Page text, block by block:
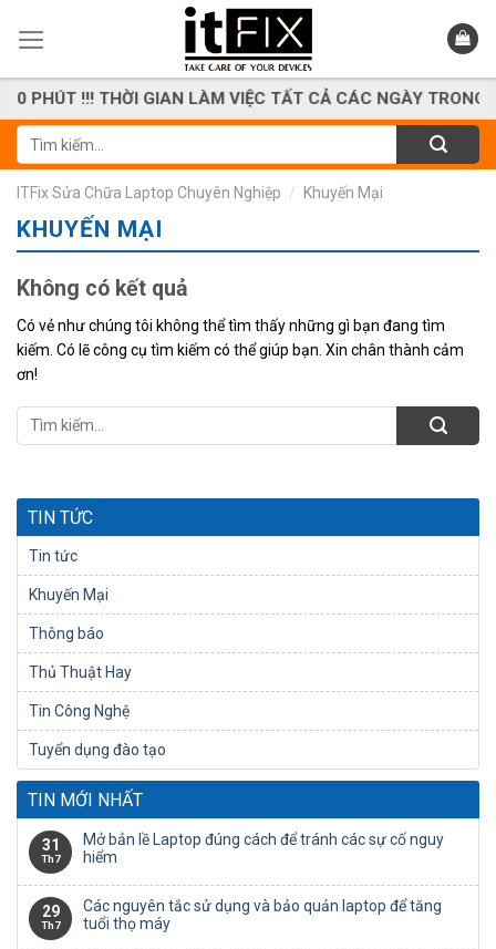
!!! THỜI GIAN LÀM VIỆC TẤT CẢ CÁC NGÀY TRONG
Tìm
kiếm:
ITFix Sửa Chữa Laptop Chuyên Nghiệp / Khuyến Mại
TIN TỨC
Tin tức
Khuyến Mại
Thông báo
Thủ Thuật Hay
Tin Công Nghệ
Tuyển dụng đào tạo
TIN MỚI NHẤT
31
Th7
Mở bản lề Laptop đúng cách để tránh các sự cố nguy
hiểm
29
Th7
Các nguyên tắc sử dụng và bảo quản laptop để tăng
tuổi thọ máy
KHUYẾN MẠI
Không có kết quả
Có vẻ như chúng tôi không thể tìm thấy những gì bạn đang tìm
kiếm. Có lẽ công cụ tìm kiếm có thể giúp bạn. Xin chân thành cảm
ơn!